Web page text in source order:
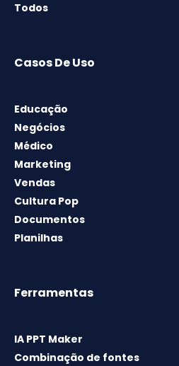
Todos
Casos De Uso
Educação
Negócios
Médico
Marketing
Vendas
Cultura Pop
Documentos
Planilhas
Ferramentas
IA PPT Maker
Combinação de fontes